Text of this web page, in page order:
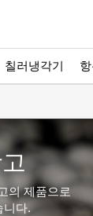
칠러냉각기
의 제품으로
니다.